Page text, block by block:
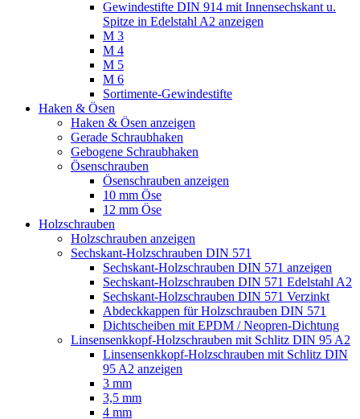
Gewindestifte DIN 914 mit Innensechskant u.
Spitze in Edelstahl A2 anzeigen
M 3
M 4
M 5
M 6
Sortimente-Gewindestifte
Haken & Ösen
Haken & Ösen anzeigen
Gerade Schraubhaken
Gebogene Schraubhaken
Ösenschrauben
Ösenschrauben anzeigen
10 mm Öse
12 mm Öse
Holzschrauben
Holzschrauben anzeigen
Sechskant-Holzschrauben DIN 571
Sechskant-Holzschrauben DIN 571 anzeigen
Sechskant-Holzschrauben DIN 571 Edelstahl A2
Sechskant-Holzschrauben DIN 571 Verzinkt
Abdeckkappen für Holzschrauben DIN 571
Dichtscheiben mit EPDM / Neopren-Dichtung
Linsensenkkopf-Holzschrauben mit Schlitz DIN 95 A2
Linsensenkkopf-Holzschrauben mit Schlitz DIN
95 A2 anzeigen
3 mm
3,5 mm
4 mm